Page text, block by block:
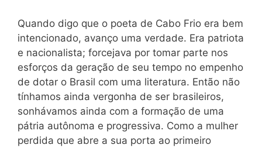
Quando digo que o poeta de Cabo Frio era bem
intencionado, avanço uma verdade. Era patriota
e nacionalista; forcejava por tomar parte nos
esforços da geração de seu tempo no empenho
de dotar o Brasil com uma literatura. Então não
tínhamos ainda vergonha de ser brasileiros,
sonhávamos ainda com a formação de uma
pátria autônoma e progressiva. Como a mulher
perdida que abre a sua porta ao primeiro